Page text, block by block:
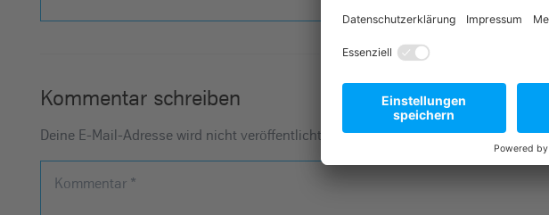
Kommentar schreiben
Deine E-Mail-Adresse wird nicht veröffentlicht. Erforderliche Felder sind mit
Kommentar *